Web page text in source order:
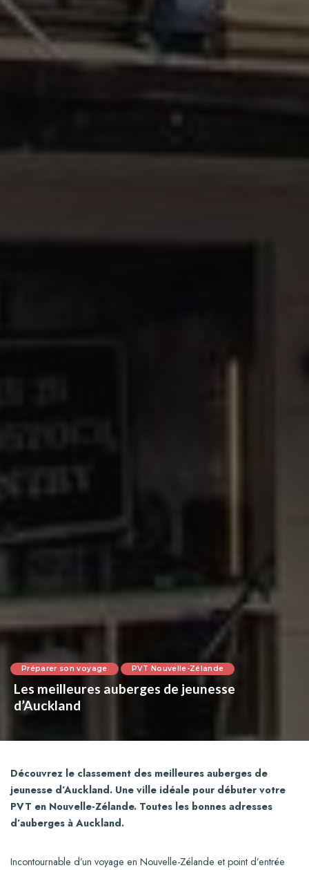
Préparer son voyage PVT Nouvelle-Zélande
Les meilleures auberges de jeunesse
d’Auckland
Découvrez le classement des meilleures auberges de
jeunesse d’Auckland. Une ville idéale pour débuter votre
PVT en Nouvelle-Zélande. Toutes les bonnes adresses
d’auberges à Auckland.
Incontournable d’un voyage en Nouvelle-Zélande et point d’entrée